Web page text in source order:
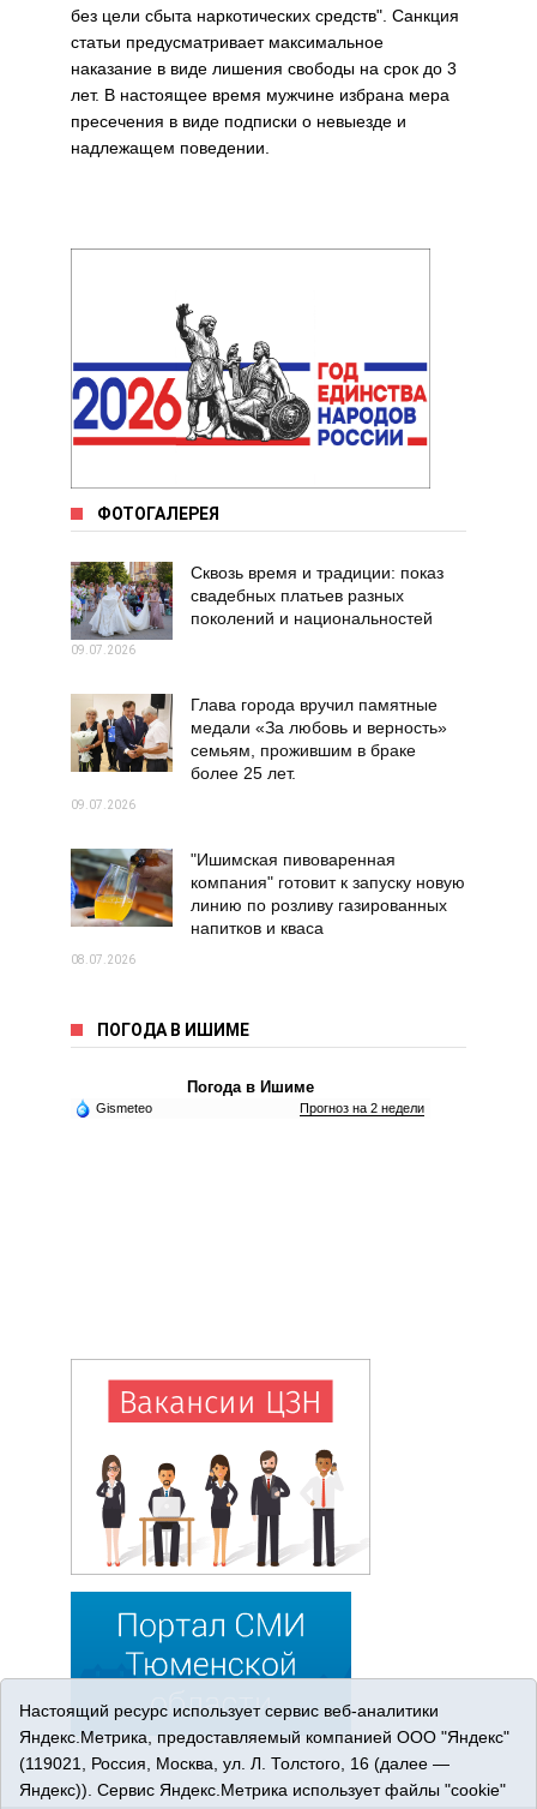
без цели сбыта наркотических средств". Санкция
статьи предусматривает максимальное
наказание в виде лишения свободы на срок до 3
лет. В настоящее время мужчине избрана мера
пресечения в виде подписки о невыезде и
надлежащем поведении.
ФОТОГАЛЕРЕЯ
Сквозь время и традиции: показ
свадебных платьев разных
поколений и национальностей
09.07.2026
Глава города вручил памятные
медали «За любовь и верность»
семьям, прожившим в браке
более 25 лет.
09.07.2026
"Ишимская пивоваренная
компания" готовит к запуску новую
линию по розливу газированных
напитков и кваса
08.07.2026
ПОГОДА В ИШИМЕ
Погода в Ишиме
Gismeteo Прогноз на 2 недели
Настоящий ресурс использует сервис веб-аналитики
Яндекс.Метрика, предоставляемый компанией ООО "Яндекс"
(119021, Россия, Москва, ул. Л. Толстого, 16 (далее —
Яндекс)). Сервис Яндекс.Метрика использует файлы "cookie"